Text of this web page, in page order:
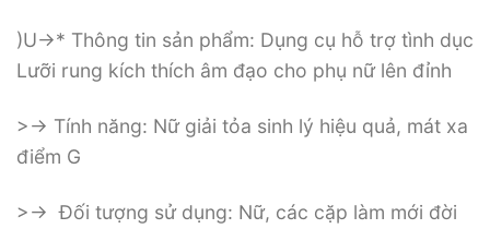
)U->* Thông tin sản phẩm: Dụng cụ hỗ trợ tình dục
Lưỡi rung kích thích âm đạo cho phụ nữ lên đỉnh
>-> Tính năng: Nữ giải tỏa sinh lý hiệu quả, mát xa
điểm G
>-> Đối tượng sử dụng: Nữ, các cặp làm mới đời